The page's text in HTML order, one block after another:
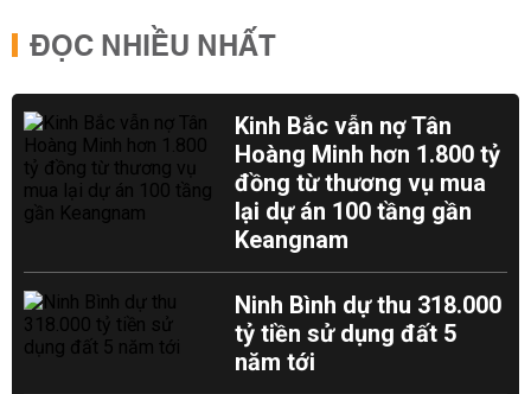
ĐỌC NHIỀU NHẤT
Kinh Bắc vẫn nợ Tân
Hoàng Minh hơn 1.800 tỷ
đồng từ thương vụ mua
lại dự án 100 tầng gần
Keangnam
Ninh Bình dự thu 318.000
tỷ tiền sử dụng đất 5
năm tới